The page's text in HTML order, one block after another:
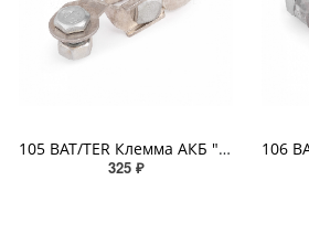
105 BAT/TER Клемма АКБ "AUTOPROFI" универсальная, облегченная, крепление жилы болтом, сталь, 1шт.
325 ₽